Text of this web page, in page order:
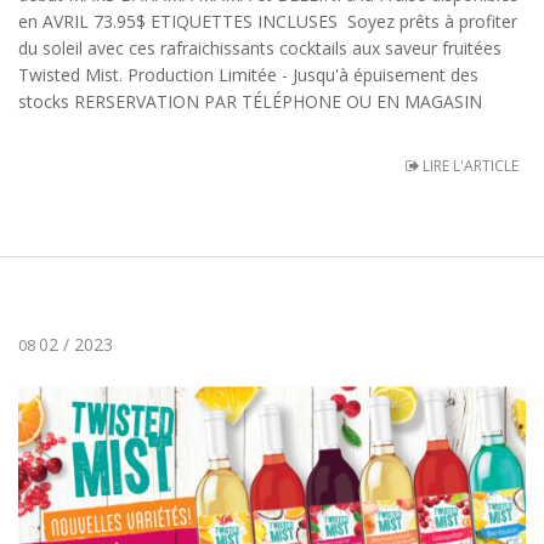
en AVRIL 73.95$ ETIQUETTES INCLUSES Soyez prêts à profiter
du soleil avec ces rafraichissants cocktails aux saveur fruitées
Twisted Mist. Production Limitée - Jusqu'à épuisement des
stocks RERSERVATION PAR TÉLÉPHONE OU EN MAGASIN
LIRE L'ARTICLE
08 02 / 2023